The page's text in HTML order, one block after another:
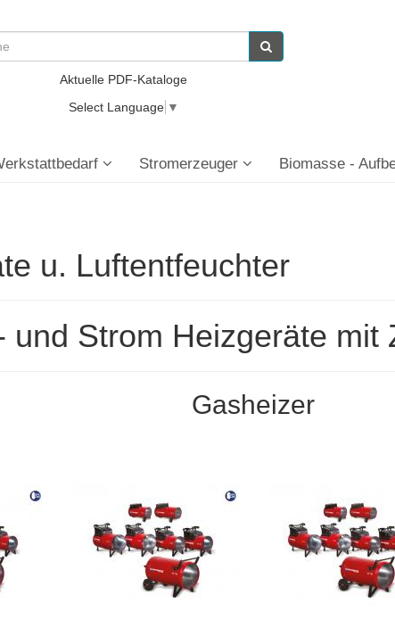
Aktuelle PDF-Kataloge
Select Language ▼
Stromerzeuger Biomasse -
u. Luftentfeuchter
und Strom Heizgeräte mit
Gasheizer